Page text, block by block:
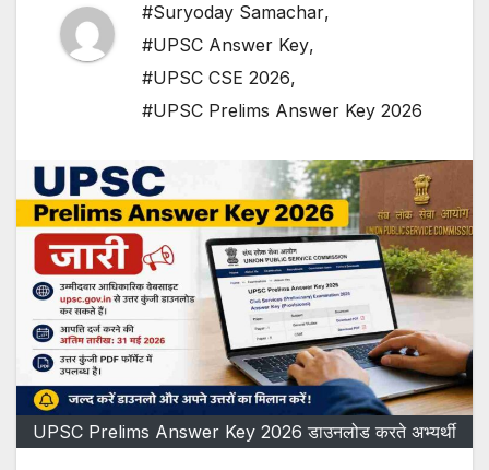
#Suryoday Samachar,
#UPSC Answer Key,
#UPSC CSE 2026,
#UPSC Prelims Answer Key 2026
UPSC Prelims Answer Key 2026 डाउनलोड करते अभ्यर्थी